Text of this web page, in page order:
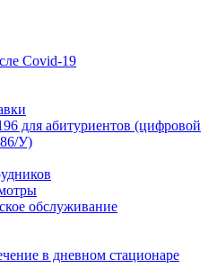
Covid-19
для абитуриентов (цифровой
У)
обслуживание
в дневном стационаре